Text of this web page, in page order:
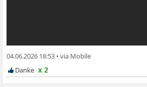
04.06.2026 18:53 •
x 2